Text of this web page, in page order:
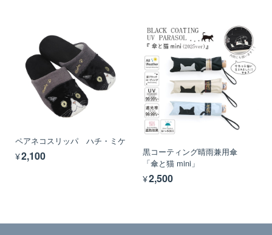
ペアネコスリッパ ハチ・ミケ
¥2,100
黒コーティング晴雨兼用傘
「傘と猫 mini」
¥2,500